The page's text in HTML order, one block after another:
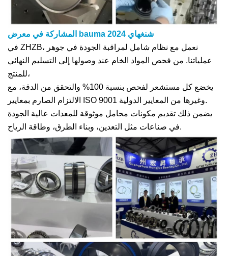
المشاركة في معرض bauma شنغهاي 2024
في ZHZB، نعمل مع نظام شامل لمراقبة الجودة في جوهر
عملياتنا. من فحص المواد الخام عند وصولها إلى التسليم النهائي
للمنتج،
يخضع كل مستشعر لفحص بنسبة 100% والتحقق من الدقة، مع
الالتزام الصارم بمعايير ISO 9001 وغيرها من المعايير الدولية.
يضمن ذلك تقديم مكونات محامل موثوقة للمعدات عالية الجودة
في صناعات مثل التعدين، وبناء الطرق، وطاقة الرياح.